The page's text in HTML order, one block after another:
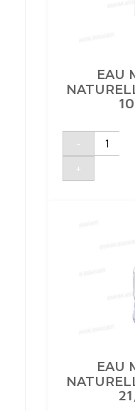
EAU
-
quantité
EAU
33CL
+
EAU